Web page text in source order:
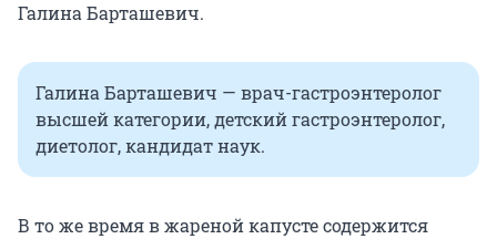
Галина Барташевич.
Галина Барташевич — врач-гастроэнтеролог
высшей категории, детский гастроэнтеролог,
диетолог, кандидат наук.
В то же время в жареной капусте содержится